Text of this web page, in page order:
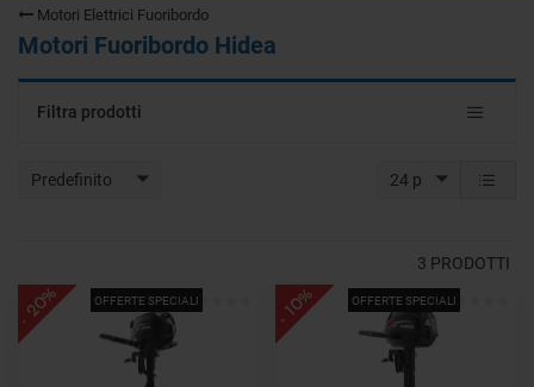
Motori Elettrici Fuoribordo
Motori Fuoribordo Hidea
Toggle
Filtra prodotti
Predefinito 24 p
3 PRODOTTI
OFFERTE SPECIALI
- 20% OFFERTE SPECIALI
- 10%